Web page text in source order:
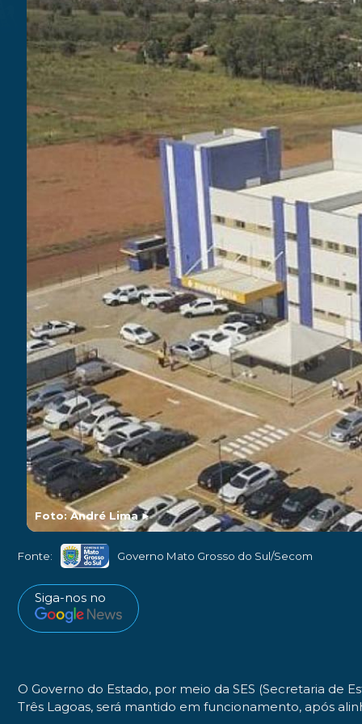
Foto: André Lima►
Fonte: Governo Mato Grosso do Sul/Secom
Siga-nos no
O Governo do Estado, por meio da SES (Secretaria de
Três Lagoas, será mantido em funcionamento, após